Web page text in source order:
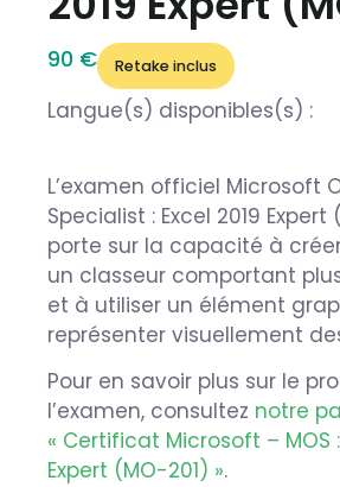
90 € Retake inclus
Langue(s) disponibles(s) :
L’examen officiel Microsoft
Specialist : Excel 2019 Expert
porte sur la capacité à
un classeur comportant
et à utiliser un élément
représenter visuellement
Pour en savoir plus sur le
l’examen, consultez notre
« Certificat Microsoft – MOS :
Expert (MO-201) ».